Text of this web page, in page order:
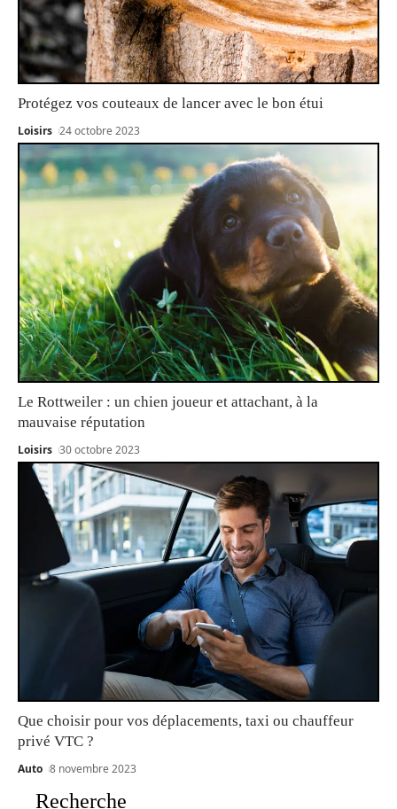
Protégez vos couteaux de lancer avec le bon étui
Loisirs 24 octobre 2023
Le Rottweiler : un chien joueur et attachant, à la
mauvaise réputation
Loisirs 30 octobre 2023
Que choisir pour vos déplacements, taxi ou chauffeur
privé VTC ?
Auto 8 novembre 2023
Recherche